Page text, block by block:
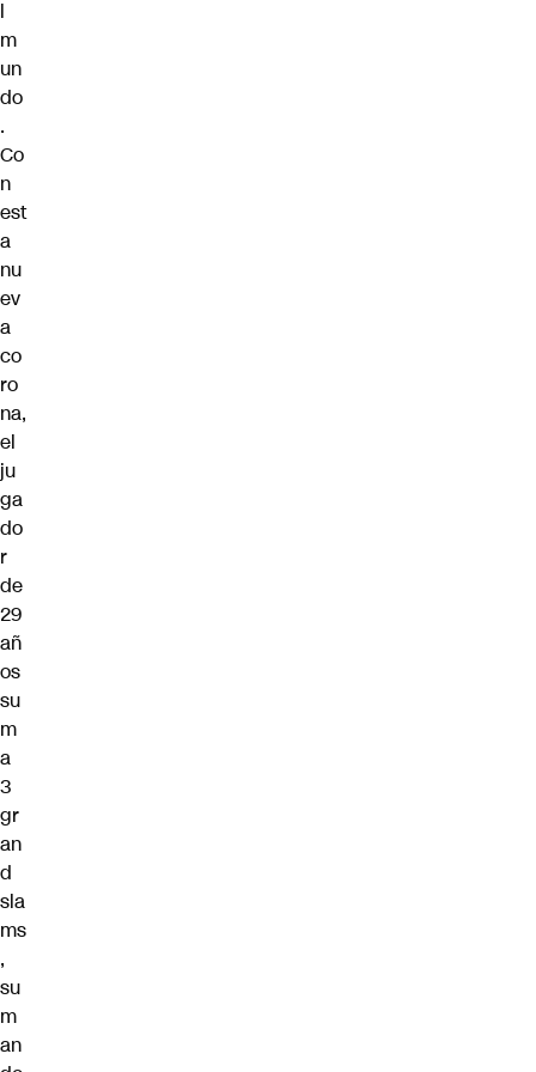
l
m
un
do
.
Co
n
est
a
nu
ev
a
co
ro
na,
el
ju
ga
do
r
de
29
añ
os
su
m
a
3
gr
an
d
sla
ms
,
su
m
an